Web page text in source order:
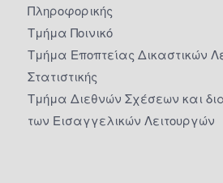
Πληροφορικής
Τμήμα Ποινικό
Τμήμα Εποπτείας Δικαστικών
Στατιστικής
Τμήμα Διεθνών Σχέσεων και
των Εισαγγελικών Λειτουργών